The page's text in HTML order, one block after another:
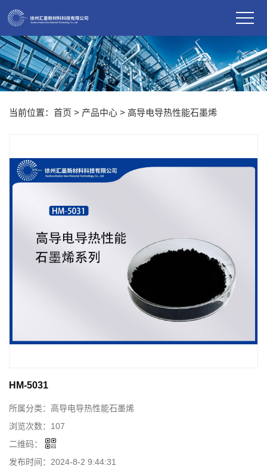
当前位置： 首页 > 产品中心 > 高导电导热性能石墨烯
HM-5031
所属分类： 高导电导热性能石墨烯
浏览次数： 107
二维码：
发布时间： 2024-8-2 9:44:31